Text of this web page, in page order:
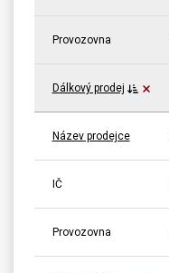
Provozovna
Dálkový prodej
Název prodejce
IČ
Provozovna